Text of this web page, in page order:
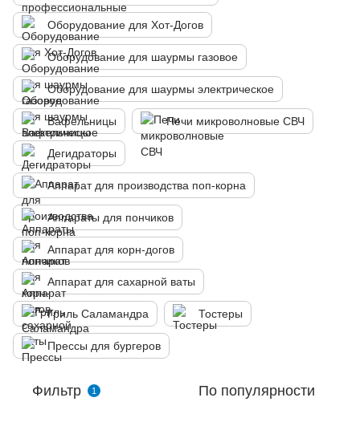
Оборудование для Хот-Догов
Оборудование для шаурмы газовое
Оборудование для шаурмы электрическое
Вафельницы Печи микроволновые СВЧ
Дегидраторы
Аппарат для производства поп-корна
Аппараты для пончиков
Аппарат для корн-догов
Аппарат для сахарной ваты
Гриль Саламандра Тостеры
Прессы для бургеров
Фильтр 1 По популярности